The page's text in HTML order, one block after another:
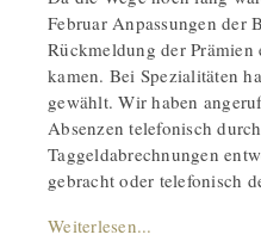
Februar Anpassungen der
Rückmeldung der
kamen. Bei Spezialitäten
gewählt. Wir haben
Absenzen telefonisch
Taggeldabrechnungen
gebracht oder telefonisch
Weiterlesen...